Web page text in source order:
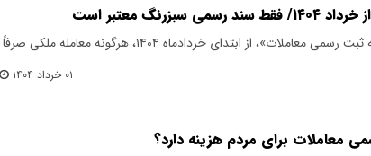
معتبر است
با اجرایی‌شدن کامل «قانون الزام به ثبت رسمی معاملات»، از ابتدای خردادماه ۱۴۰۴، هرگونه معامله ملکی صرفاً
۰۱ خرداد ۱۴۰۴
معاملات برای مردم هزینه دارد؟